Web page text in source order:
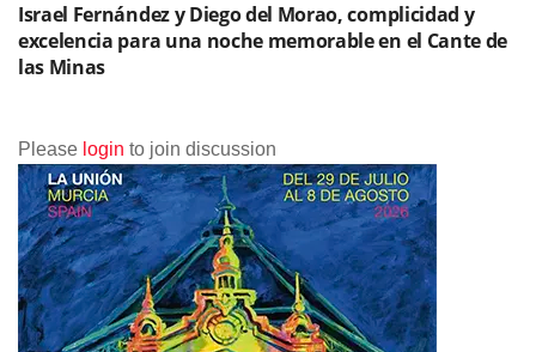
Israel Fernández y Diego del Morao, complicidad y
excelencia para una noche memorable en el Cante de
las Minas
Please login to join discussion